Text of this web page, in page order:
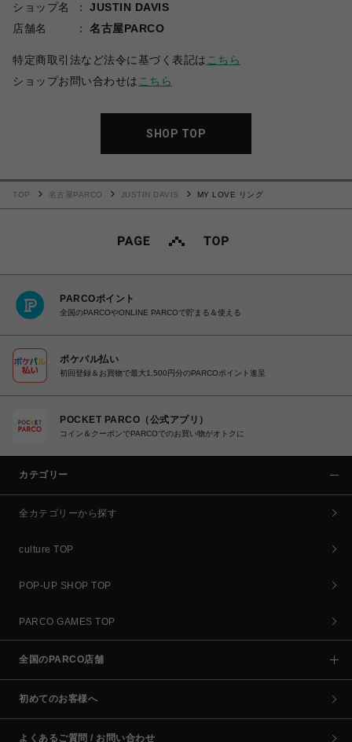
ショップ名
JUSTIN DAVIS
店舗名
名古屋PARCO
特定商取引法など法令に基づく表記は こちら
ショップお問い合わせは こちら
SHOP TOP
TOP 名古屋PARCO JUSTIN DAVIS MY LOVE リング
PARCOポイント
全国のPARCOやONLINE PARCOで貯まる＆使える
ポケパル払い
初回登録＆お買物で最大1,500円分のPARCOポイント進呈
POCKET PARCO（公式アプリ）
コイン＆クーポンでPARCOでのお買い物がオトクに
カテゴリー
全カテゴリーから探す
culture TOP
POP-UP SHOP TOP
PARCO GAMES TOP
全国のPARCO店舗
初めてのお客様へ
よくあるご質問 / お問い合わせ